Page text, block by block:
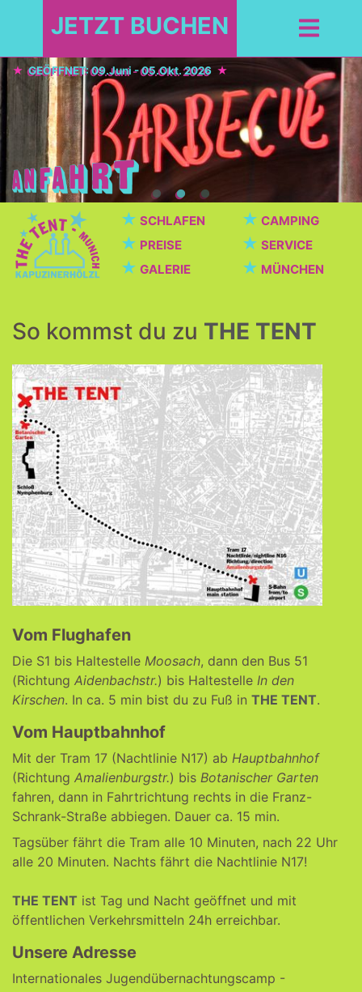
JETZT BUCHEN
GEÖFFNET: 09.Juni - 05.Okt. 2026
★ SCHLAFEN ★ CAMPING
★ PREISE ★ SERVICE
★ GALERIE ★ MÜNCHEN
So kommst du zu THE TENT
Vom Flughafen
Die S1 bis Haltestelle Moosach, dann den Bus 51
(Richtung Aidenbachstr.) bis Haltestelle In den
Kirschen. In ca. 5 min bist du zu Fuß in THE TENT.
Vom Hauptbahnhof
Mit der Tram 17 (Nachtlinie N17) ab Hauptbahnhof
(Richtung Amalienburgstr.) bis Botanischer Garten
fahren, dann in Fahrtrichtung rechts in die Franz-
Schrank-Straße abbiegen. Dauer ca. 15 min.
Tagsüber fährt die Tram alle 10 Minuten, nach 22 Uhr
alle 20 Minuten. Nachts fährt die Nachtlinie N17!
THE TENT ist Tag und Nacht geöffnet und mit
öffentlichen Verkehrsmitteln 24h erreichbar.
Unsere Adresse
Internationales Jugendübernachtungscamp -